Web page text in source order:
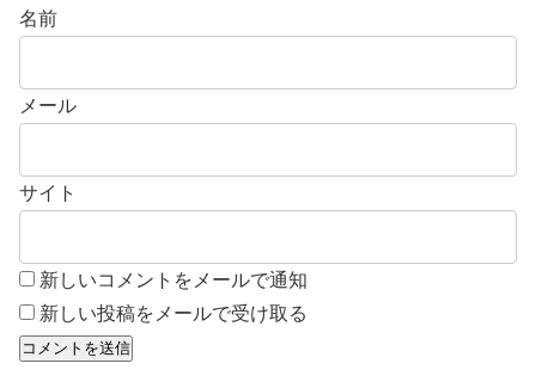
名前
メール
サイト
新しいコメントをメールで通知
新しい投稿をメールで受け取る